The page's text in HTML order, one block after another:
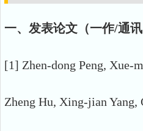
一、发表论文（一作/通讯
[1] Zhen-dong Peng, Xue-
Zheng Hu, Xing-jian Yang,